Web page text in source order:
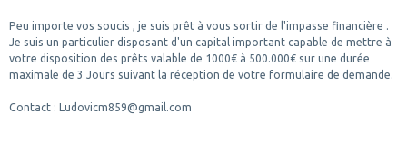
Peu importe vos soucis , je suis prêt à vous sortir de l'impasse financière .
Je suis un particulier disposant d'un capital important capable de mettre à
votre disposition des prêts valable de 1000€ à 500.000€ sur une durée
maximale de 3 Jours suivant la réception de votre formulaire de demande.
Contact : Ludovicm859@gmail.com